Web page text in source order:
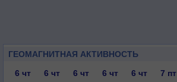
ГЕОМАГНИТНАЯ АКТИВНОСТЬ
6 чт
6 чт 6 чт 6 чт 6 чт 7 пт